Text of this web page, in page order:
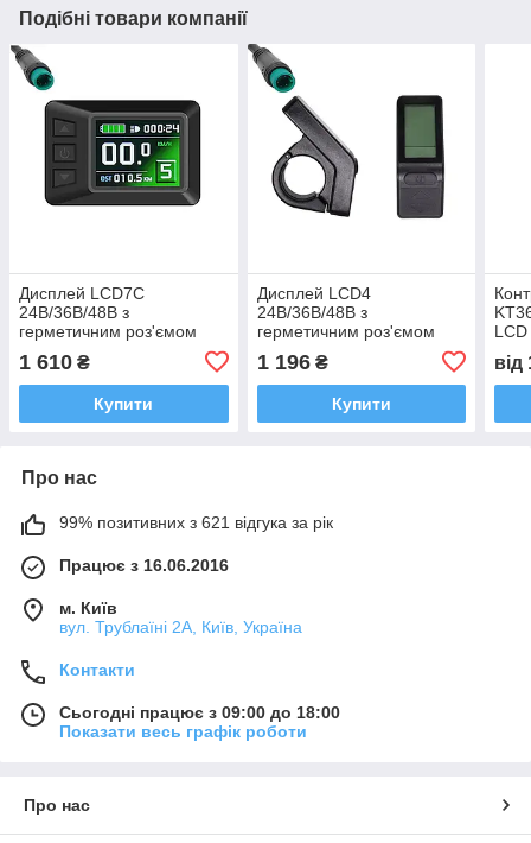
Подібні товари компанії
Дисплей LCD7C
24В/36В/48В з
герметичним роз'ємом
1 610 ₴
Купити
Дисплей LCD4
24В/36В/48В з
герметичним роз'ємом
1 196₴
Купити
від
Про нас
99% позитивних з 621 відгука за рік
Працює з 16.06.2016
м. Київ
вул. Трублаїні 2А, Київ, Україна
Контакти
Сьогодні працює з 09:00 до 18:00
Показати весь графік роботи
Про нас